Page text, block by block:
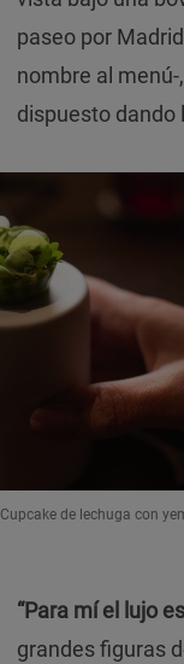
paseo por
nombre al
dispuesto dando
Cupcake de lechuga con
“Para mí el lujo
grandes figuras